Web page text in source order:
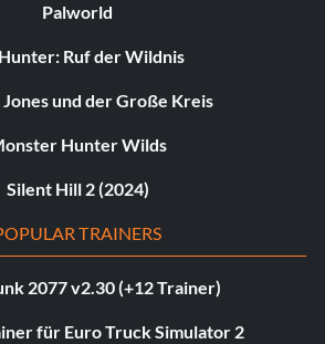
Palworld
Ruf der Wildnis
Jones und der Große Kreis
Hunter Wilds
Silent Hill 2 (2024)
TRAINERS
2077 v2.30 (+12 Trainer)
für Euro Truck Simulator 2